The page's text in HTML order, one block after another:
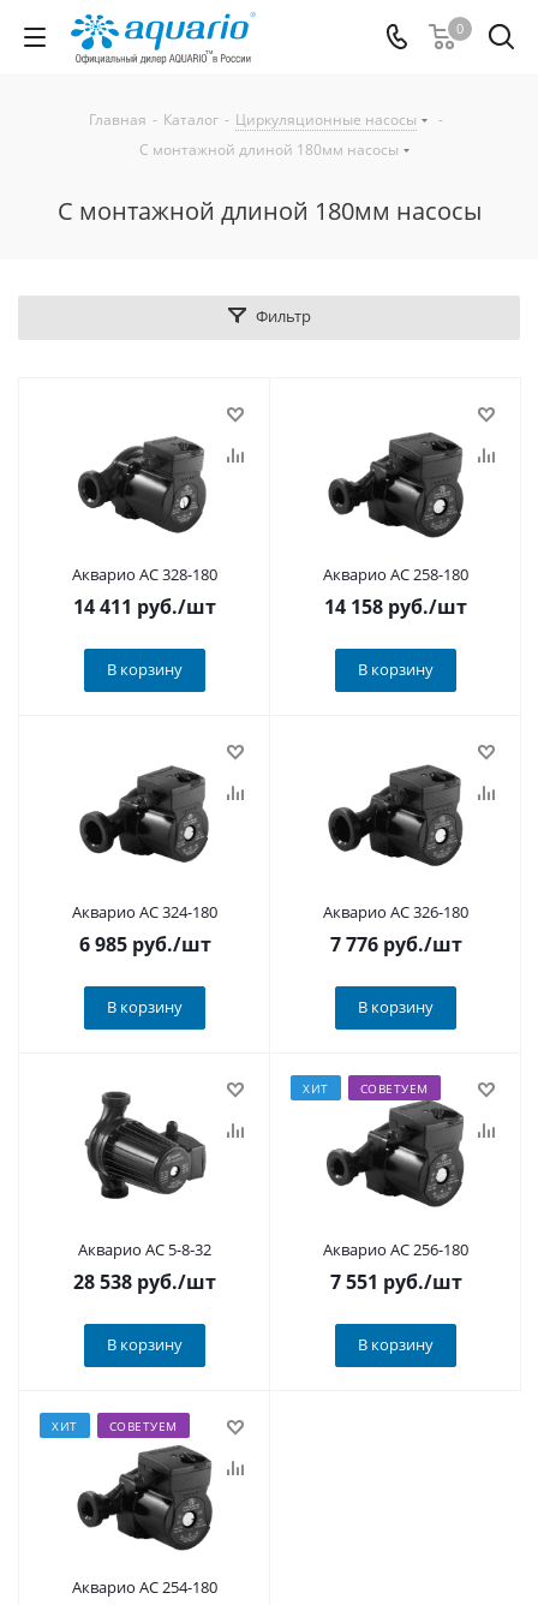
0
Главная - Каталог - Циркуляционные насосы
-
С монтажной длиной 180мм насосы
С монтажной длиной 180мм насосы
Фильтр
Акварио AC 328-180
14 411 руб./шт
В корзину
Акварио AC 258-180
14 158 руб./шт
В корзину
Акварио AC 324-180
6 985руб./шт
В корзину
Акварио AC 326-180
7 776руб./шт
В корзину
Акварио AC 5-8-32
28 538 руб./шт
В корзину
ХИТ СОВЕТУЕМ
Акварио AC 256-180
7 551 руб./шт
В корзину
ХИТ СОВЕТУЕМ
Акварио AC 254-180